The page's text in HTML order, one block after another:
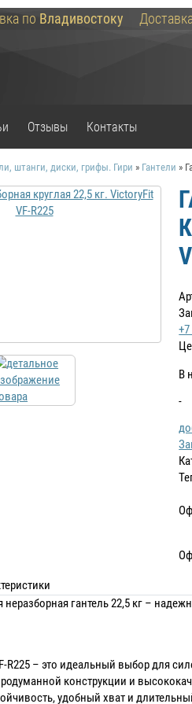
по Владивостоку
Отзывы Контакты
штанги, диски, грифы. Гири » Гантели »
В
-
гантель 22,5 кг –
R225 – это идеальный выбор для
конструкции и
удобный хват и